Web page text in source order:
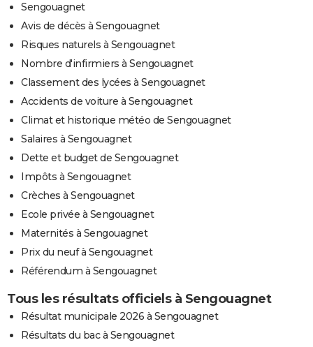
Sengouagnet
Avis de décès à Sengouagnet
Risques naturels à Sengouagnet
Nombre d'infirmiers à Sengouagnet
Classement des lycées à Sengouagnet
Accidents de voiture à Sengouagnet
Climat et historique météo de Sengouagnet
Salaires à Sengouagnet
Dette et budget de Sengouagnet
Impôts à Sengouagnet
Crèches à Sengouagnet
Ecole privée à Sengouagnet
Maternités à Sengouagnet
Prix du neuf à Sengouagnet
Référendum à Sengouagnet
Tous les résultats officiels à Sengouagnet
Résultat municipale 2026 à Sengouagnet
Résultats du bac à Sengouagnet